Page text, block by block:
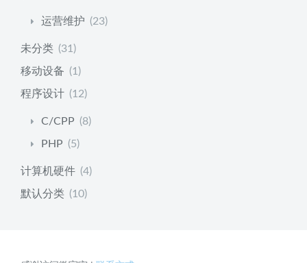
运营维护 (23)
未分类 (31)
移动设备 (1)
程序设计 (12)
C/CPP (8)
PHP (5)
计算机硬件 (4)
默认分类 (10)